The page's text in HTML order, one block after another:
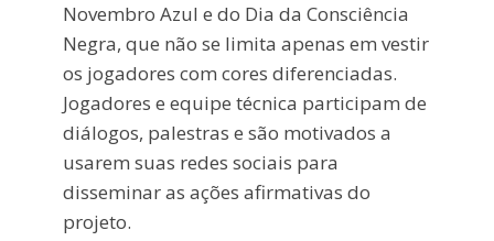
Novembro Azul e do Dia da Consciência
Negra, que não se limita apenas em vestir
os jogadores com cores diferenciadas.
Jogadores e equipe técnica participam de
diálogos, palestras e são motivados a
usarem suas redes sociais para
disseminar as ações afirmativas do
projeto.